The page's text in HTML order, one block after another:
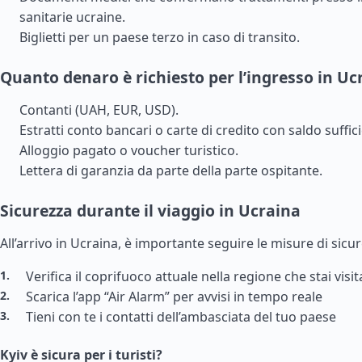
sanitarie ucraine.
Biglietti per un paese terzo in caso di transito.
Quanto denaro è richiesto per l’ingresso in
Contanti (UAH, EUR, USD).
Estratti conto bancari o carte di credito con saldo
Alloggio pagato o voucher turistico.
Lettera di garanzia da parte della parte ospitante.
Sicurezza durante il viaggio in Ucraina
All’arrivo in Ucraina, è importante seguire le misure di
Verifica il coprifuoco attuale nella regione che stai
Scarica l’app “Air Alarm” per avvisi in tempo reale
Tieni con te i contatti dell’ambasciata del tuo paese
Kyiv è sicura per i turisti?